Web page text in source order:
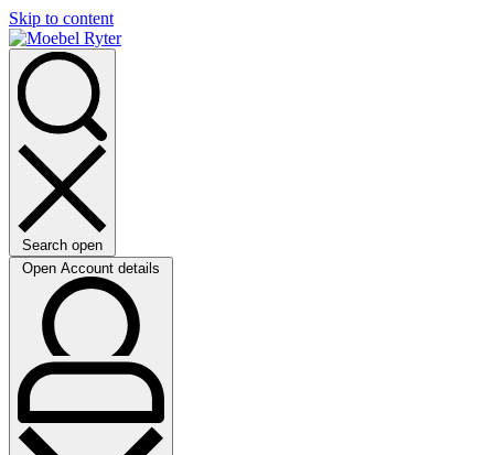
Skip to content
Search open
Open Account details